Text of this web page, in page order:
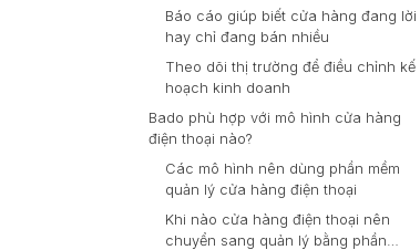
Báo cáo giúp biết cửa hàng đang lời
hay chỉ đang bán nhiều
Theo dõi thị trường để điều chỉnh kế
hoạch kinh doanh
Bado phù hợp với mô hình cửa hàng
điện thoại nào?
Các mô hình nên dùng phần mềm
quản lý cửa hàng điện thoại
Khi nào cửa hàng điện thoại nên
chuyển sang quản lý bằng phần